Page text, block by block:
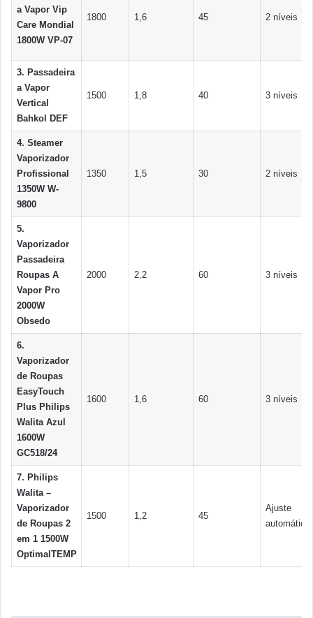
a Vapor Vip
Care Mondial
1800W VP-07
1800 1,6 45 2 níveis
3. Passadeira
a Vapor
Vertical
Bahkol DEF
1500 1,8 40 3 níveis
4. Steamer
Vaporizador
Profissional
1350W W-
9800
1350 1,5 30 2 níveis
5.
Vaporizador
Passadeira
Roupas A
Vapor Pro
2000W
Obsedo
2000 2,2 60 3 níveis
6.
Vaporizador
de Roupas
EasyTouch
Plus Philips
Walita Azul
1600W
GC518/24
1600 1,6 60 3 níveis
7. Philips
Walita –
Vaporizador
de Roupas 2
em 1 1500W
OptimalTEMP
1500 1,2 45
Ajuste
automático